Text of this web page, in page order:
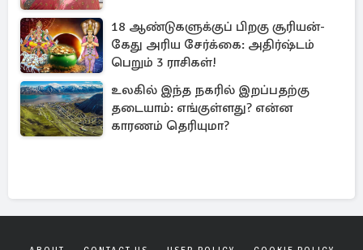
18 ஆண்டுகளுக்குப் பிறகு சூரியன்-
கேது அரிய சேர்க்கை: அதிர்ஷ்டம்
பெறும் 3 ராசிகள்!
உலகில் இந்த நகரில் இறப்பதற்கு
தடையாம்: எங்குள்ளது? என்ன
காரணம் தெரியுமா?